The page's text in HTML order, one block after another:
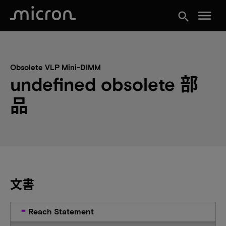
search menu
Obsolete VLP Mini-DIMM
undefined obsolete 部
品
文書
Reach Statement